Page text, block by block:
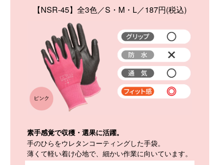
【NSR-45】全3色／S・M・L／187円(税込)
素手感覚で収穫・選果に活躍。
手のひらをウレタンコーティングした手袋。
薄くて軽い着け心地で、細かい作業に向いています。